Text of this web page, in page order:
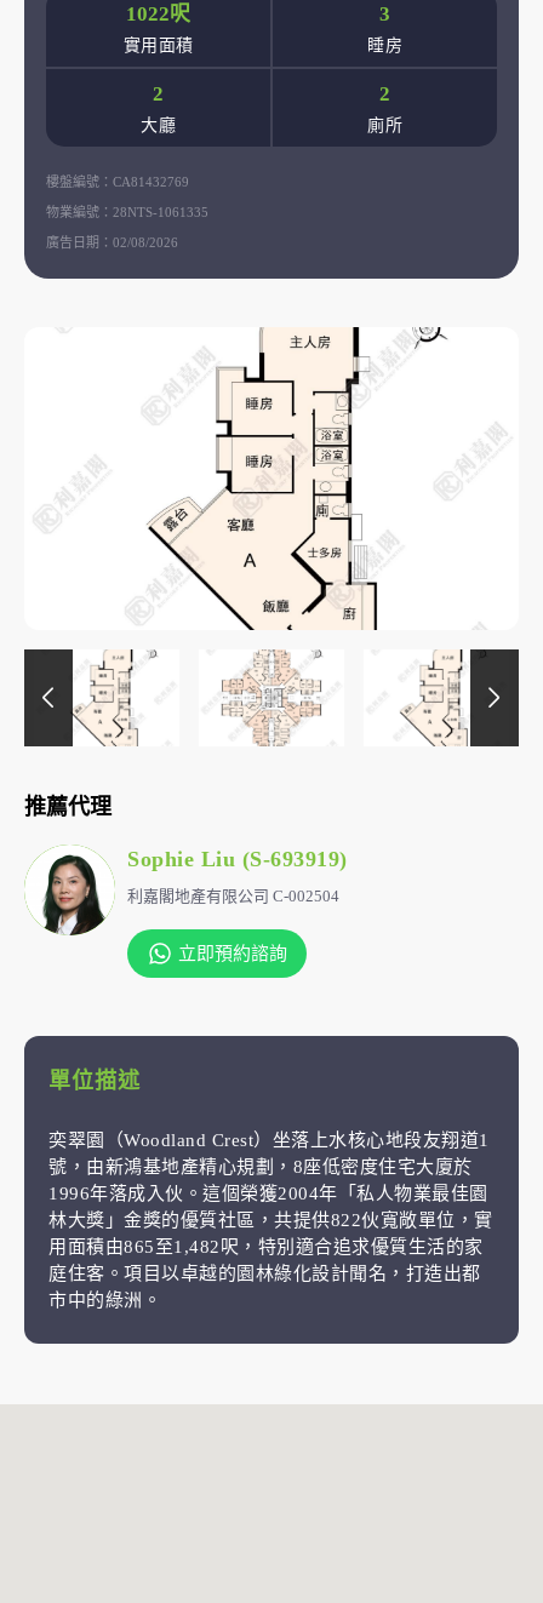
1022呎
實用面積
3
睡房
2
大廳
2
廁所
樓盤編號： CA81432769
物業編號： 28NTS-1061335
廣告日期： 02/08/2026
推薦代理
Sophie Liu (S-693919)
利嘉閣地產有限公司 C-002504
立即預約諮詢
單位描述
奕翠園（Woodland Crest）坐落上水核心地段友翔道1
號，由新鴻基地產精心規劃，8座低密度住宅大廈於
1996年落成入伙。這個榮獲2004年「私人物業最佳園
林大獎」金獎的優質社區，共提供822伙寬敞單位，實
用面積由865至1,482呎，特別適合追求優質生活的家
庭住客。項目以卓越的園林綠化設計聞名，打造出都
市中的綠洲。